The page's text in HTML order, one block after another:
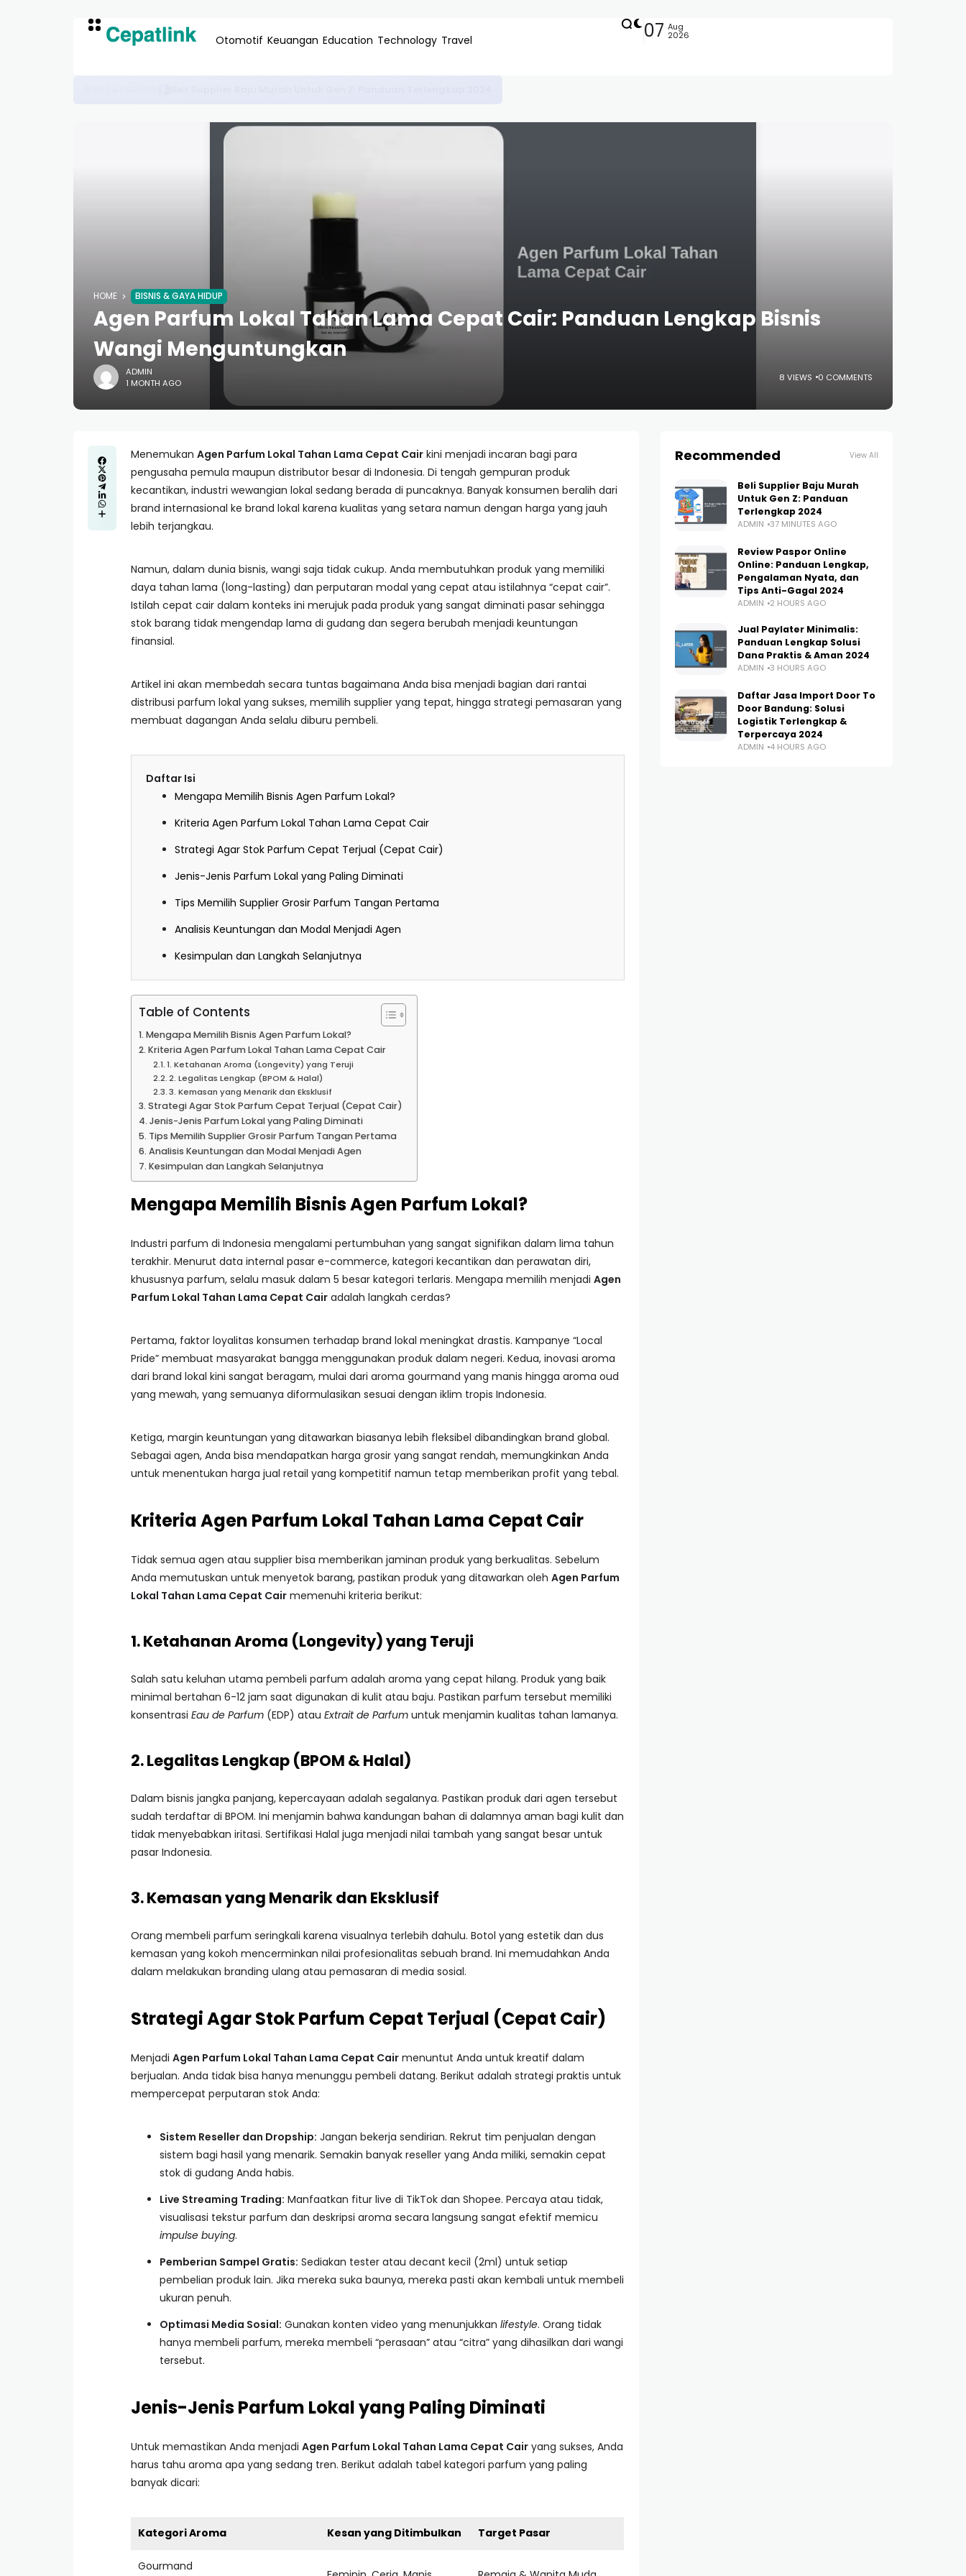
Otomotif Keuangan Education Technology Travel 07 Aug
2026
HOME BISNIS & GAYA HIDUP
Agen Parfum Lokal Tahan Lama Cepat Cair: Panduan Lengkap Bisnis
Wangi Menguntungkan
ADMIN
1 MONTH AGO
8 VIEWS 0 COMMENTS
Menemukan Agen Parfum Lokal Tahan Lama Cepat Cair kini menjadi incaran bagi para
pengusaha pemula maupun distributor besar di Indonesia. Di tengah gempuran produk
kecantikan, industri wewangian lokal sedang berada di puncaknya. Banyak konsumen beralih dari
brand internasional ke brand lokal karena kualitas yang setara namun dengan harga yang jauh
lebih terjangkau.
Namun, dalam dunia bisnis, wangi saja tidak cukup. Anda membutuhkan produk yang memiliki
daya tahan lama (long-lasting) dan perputaran modal yang cepat atau istilahnya “cepat cair”.
Istilah cepat cair dalam konteks ini merujuk pada produk yang sangat diminati pasar sehingga
stok barang tidak mengendap lama di gudang dan segera berubah menjadi keuntungan
finansial.
Artikel ini akan membedah secara tuntas bagaimana Anda bisa menjadi bagian dari rantai
distribusi parfum lokal yang sukses, memilih supplier yang tepat, hingga strategi pemasaran yang
membuat dagangan Anda selalu diburu pembeli.
Daftar Isi
Mengapa Memilih Bisnis Agen Parfum Lokal?
Kriteria Agen Parfum Lokal Tahan Lama Cepat Cair
Strategi Agar Stok Parfum Cepat Terjual (Cepat Cair)
Jenis-Jenis Parfum Lokal yang Paling Diminati
Tips Memilih Supplier Grosir Parfum Tangan Pertama
Analisis Keuntungan dan Modal Menjadi Agen
Kesimpulan dan Langkah Selanjutnya
Table of Contents
Mengapa Memilih Bisnis Agen Parfum Lokal?
Kriteria Agen Parfum Lokal Tahan Lama Cepat Cair
1. Ketahanan Aroma (Longevity) yang Teruji
2. Legalitas Lengkap (BPOM & Halal)
3. Kemasan yang Menarik dan Eksklusif
Strategi Agar Stok Parfum Cepat Terjual (Cepat Cair)
Jenis-Jenis Parfum Lokal yang Paling Diminati
Tips Memilih Supplier Grosir Parfum Tangan Pertama
Analisis Keuntungan dan Modal Menjadi Agen
Kesimpulan dan Langkah Selanjutnya
Mengapa Memilih Bisnis Agen Parfum Lokal?
Industri parfum di Indonesia mengalami pertumbuhan yang sangat signifikan dalam lima tahun
terakhir. Menurut data internal pasar e-commerce, kategori kecantikan dan perawatan diri,
khususnya parfum, selalu masuk dalam 5 besar kategori terlaris. Mengapa memilih menjadi Agen
Parfum Lokal Tahan Lama Cepat Cair adalah langkah cerdas?
Pertama, faktor loyalitas konsumen terhadap brand lokal meningkat drastis. Kampanye “Local
Pride” membuat masyarakat bangga menggunakan produk dalam negeri. Kedua, inovasi aroma
dari brand lokal kini sangat beragam, mulai dari aroma gourmand yang manis hingga aroma oud
yang mewah, yang semuanya diformulasikan sesuai dengan iklim tropis Indonesia.
Ketiga, margin keuntungan yang ditawarkan biasanya lebih fleksibel dibandingkan brand global.
Sebagai agen, Anda bisa mendapatkan harga grosir yang sangat rendah, memungkinkan Anda
untuk menentukan harga jual retail yang kompetitif namun tetap memberikan profit yang tebal.
Kriteria Agen Parfum Lokal Tahan Lama Cepat Cair
Tidak semua agen atau supplier bisa memberikan jaminan produk yang berkualitas. Sebelum
Anda memutuskan untuk menyetok barang, pastikan produk yang ditawarkan oleh Agen Parfum
Lokal Tahan Lama Cepat Cair memenuhi kriteria berikut:
1. Ketahanan Aroma (Longevity) yang Teruji
Salah satu keluhan utama pembeli parfum adalah aroma yang cepat hilang. Produk yang baik
minimal bertahan 6-12 jam saat digunakan di kulit atau baju. Pastikan parfum tersebut memiliki
konsentrasi Eau de Parfum (EDP) atau Extrait de Parfum untuk menjamin kualitas tahan lamanya.
2. Legalitas Lengkap (BPOM & Halal)
Dalam bisnis jangka panjang, kepercayaan adalah segalanya. Pastikan produk dari agen tersebut
sudah terdaftar di BPOM. Ini menjamin bahwa kandungan bahan di dalamnya aman bagi kulit dan
tidak menyebabkan iritasi. Sertifikasi Halal juga menjadi nilai tambah yang sangat besar untuk
pasar Indonesia.
3. Kemasan yang Menarik dan Eksklusif
Orang membeli parfum seringkali karena visualnya terlebih dahulu. Botol yang estetik dan dus
kemasan yang kokoh mencerminkan nilai profesionalitas sebuah brand. Ini memudahkan Anda
dalam melakukan branding ulang atau pemasaran di media sosial.
Strategi Agar Stok Parfum Cepat Terjual (Cepat Cair)
Menjadi Agen Parfum Lokal Tahan Lama Cepat Cair menuntut Anda untuk kreatif dalam
berjualan. Anda tidak bisa hanya menunggu pembeli datang. Berikut adalah strategi praktis untuk
mempercepat perputaran stok Anda:
Sistem Reseller dan Dropship: Jangan bekerja sendirian. Rekrut tim penjualan dengan
sistem bagi hasil yang menarik. Semakin banyak reseller yang Anda miliki, semakin cepat
stok di gudang Anda habis.
Live Streaming Trading: Manfaatkan fitur live di TikTok dan Shopee. Percaya atau tidak,
visualisasi tekstur parfum dan deskripsi aroma secara langsung sangat efektif memicu
impulse buying.
Pemberian Sampel Gratis: Sediakan tester atau decant kecil (2ml) untuk setiap
pembelian produk lain. Jika mereka suka baunya, mereka pasti akan kembali untuk membeli
ukuran penuh.
Optimasi Media Sosial: Gunakan konten video yang menunjukkan lifestyle. Orang tidak
hanya membeli parfum, mereka membeli “perasaan” atau “citra” yang dihasilkan dari wangi
tersebut.
Jenis-Jenis Parfum Lokal yang Paling Diminati
Untuk memastikan Anda menjadi Agen Parfum Lokal Tahan Lama Cepat Cair yang sukses, Anda
harus tahu aroma apa yang sedang tren. Berikut adalah tabel kategori parfum yang paling
banyak dicari:
Kategori Aroma Kesan yang Ditimbulkan Target Pasar
Gourmand
Recommended View All
Beli Supplier Baju Murah
Untuk Gen Z: Panduan
Terlengkap 2024
ADMIN 37 MINUTES AGO
Review Paspor Online
Online: Panduan Lengkap,
Pengalaman Nyata, dan
Tips Anti-Gagal 2024
ADMIN 2 HOURS AGO
Jual Paylater Minimalis:
Panduan Lengkap Solusi
Dana Praktis & Aman 2024
ADMIN 3 HOURS AGO
Daftar Jasa Import Door To
Door Bandung: Solusi
Logistik Terlengkap &
Terpercaya 2024
ADMIN 4 HOURS AGO